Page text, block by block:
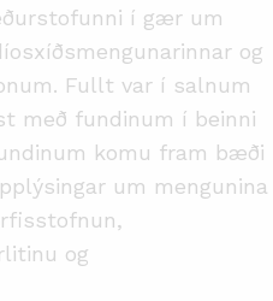
í gær um
og
Fullt var í salnum
með fundinum í beinni
komu fram bæði
um mengunina
og